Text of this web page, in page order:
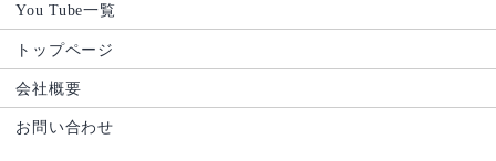
You Tube一覧
トップページ
会社概要
お問い合わせ